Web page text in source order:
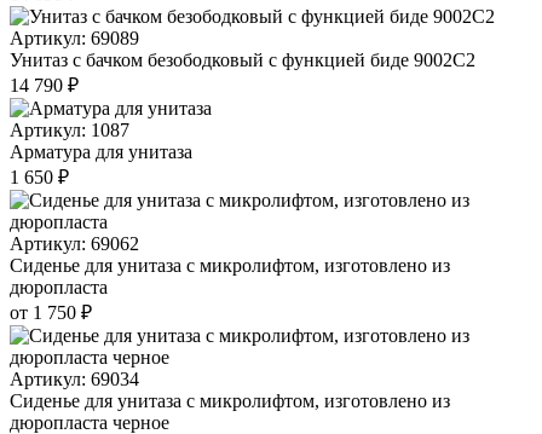
Артикул: 69089
Унитаз с бачком безободковый с функцией биде 9002С2
14 790 ₽
Артикул: 1087
Арматура для унитаза
1 650 ₽
Артикул: 69062
Сиденье для унитаза с микролифтом, изготовлено из
дюропласта
от 1 750 ₽
Артикул: 69034
Сиденье для унитаза с микролифтом, изготовлено из
дюропласта черное